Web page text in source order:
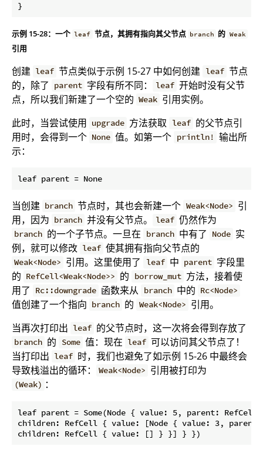
}
示例 15-28：一个 leaf 节点，其拥有指向其父节点 branch 的 Weak
引用
创建 leaf 节点类似于示例 15-27 中如何创建 leaf 节点
的，除了
parent 字段有所不同： leaf 开始时没有父节
点，所以我们新建了一个空的 Weak 引用实例。
此时，当尝试使用 upgrade 方法获取 leaf 的父节点引
用时，会得到一个 None 值。如第一个 println! 输出所
示：
当创建 branch 节点时，其也会新建一个 Weak<Node> 引
用，因为 branch 并没有父节点。 leaf 仍然作为
branch 的一个子节点。一旦在 branch 中有了 Node 实
例，就可以修改 leaf 使其拥有指向父节点的
Weak<Node> 引用。这里使用了 leaf 中 parent 字段里
的 RefCell<Weak<Node>> 的 borrow_mut 方法，接着使
用了
Rc::downgrade 函数来从 branch 中的 Rc<Node>
值创建了一个指向 branch 的 Weak<Node> 引用。
当再次打印出 leaf 的父节点时，这一次将会得到存放了
branch 的 Some 值：现在 leaf 可以访问其父节点了！
当打印出 leaf 时，我们也避免了如示例 15-26 中最终会
导致栈溢出的循环：
Weak<Node> 引用被打印为
(Weak) ：
leaf parent = Some(Node { value: 5, parent:
children: RefCell { value: [Node { value: 3,